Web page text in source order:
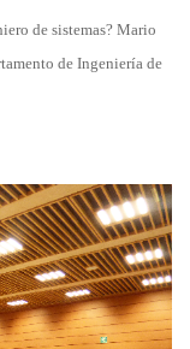
de sistemas? Mario
de Ingeniería de